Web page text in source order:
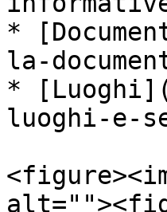
*
la-
*
luoghi-e-